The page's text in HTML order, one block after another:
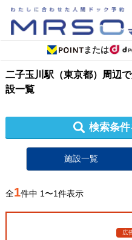
または
二子玉川駅（東京都）周辺で
設一覧
検索条
施設一覧
全1件中 1〜1件表示
広